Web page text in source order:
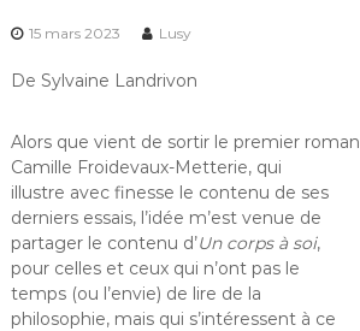
15 mars 2023 Lusy
De Sylvaine Landrivon
Alors que vient de sortir le premier roman
Camille Froidevaux-Metterie, qui
illustre avec finesse le contenu de ses
derniers essais, l’idée m’est venue de
partager le contenu d’Un corps à soi,
pour celles et ceux qui n’ont pas le
temps (ou l’envie) de lire de la
philosophie, mais qui s’intéressent à ce